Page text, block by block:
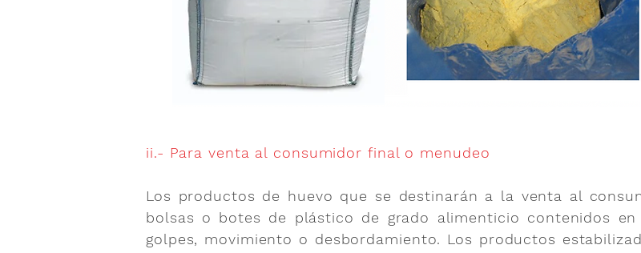
ii.- Para venta al consumidor final o menudeo
Los productos de huevo que se destinarán a la venta al
bolsas o botes de plástico de grado alimenticio contenidos
golpes, movimiento o desbordamiento. Los productos